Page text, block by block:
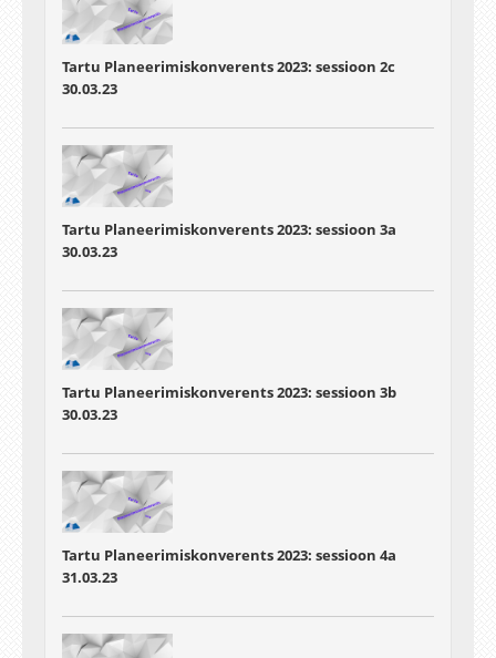
Tartu Planeerimiskonverents 2023: sessioon 2c
30.03.23
Tartu Planeerimiskonverents 2023: sessioon 3a
30.03.23
Tartu Planeerimiskonverents 2023: sessioon 3b
30.03.23
Tartu Planeerimiskonverents 2023: sessioon 4a
31.03.23